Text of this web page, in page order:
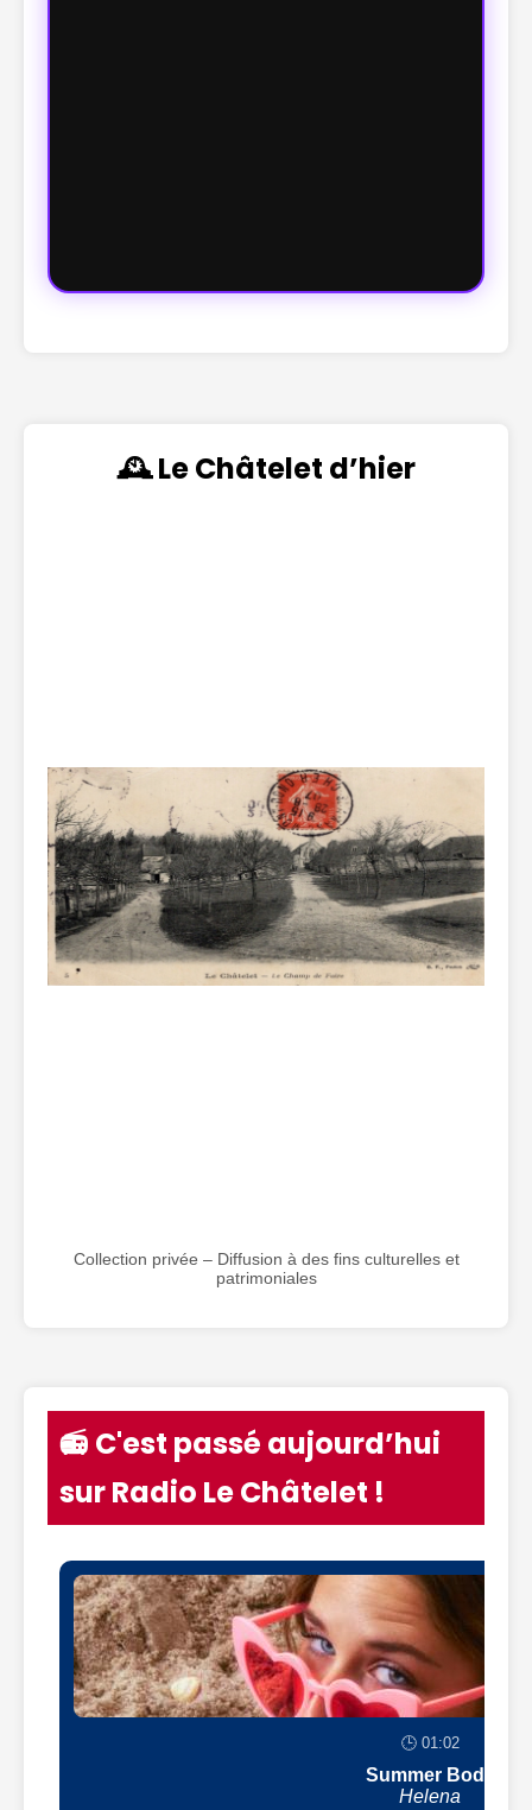
🕰️ Le Châtelet d’hier
Collection privée – Diffusion à des fins culturelles et
patrimoniales
📻 C'est passé aujourd’hui
sur Radio Le Châtelet !
🕒 01:02
Summer Body
Helena